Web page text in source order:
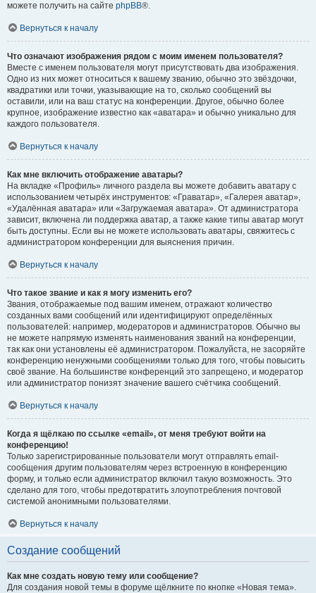
можете получить на сайте phpBB®.
Вернуться к началу
Что означают изображения рядом с моим именем пользователя?
Вместе с именем пользователя могут присутствовать два изображения.
Одно из них может относиться к вашему званию, обычно это звёздочки,
квадратики или точки, указывающие на то, сколько сообщений вы
оставили, или на ваш статус на конференции. Другое, обычно более
крупное, изображение известно как «аватара» и обычно уникально для
каждого пользователя.
Вернуться к началу
Как мне включить отображение аватары?
На вкладке «Профиль» личного раздела вы можете добавить аватару с
использованием четырёх инструментов: «Граватар», «Галерея аватар»,
«Удалённая аватара» или «Загружаемая аватара». От администратора
зависит, включена ли поддержка аватар, а также какие типы аватар могут
быть доступны. Если вы не можете использовать аватары, свяжитесь с
администратором конференции для выяснения причин.
Вернуться к началу
Что такое звание и как я могу изменить его?
Звания, отображаемые под вашим именем, отражают количество
созданных вами сообщений или идентифицируют определённых
пользователей: например, модераторов и администраторов. Обычно вы
не можете напрямую изменять наименования званий на конференции,
так как они установлены её администратором. Пожалуйста, не засоряйте
конференцию ненужными сообщениями только для того, чтобы повысить
своё звание. На большинстве конференций это запрещено, и модератор
или администратор понизят значение вашего счётчика сообщений.
Вернуться к началу
Когда я щёлкаю по ссылке «email», от меня требуют войти на
конференцию!
Только зарегистрированные пользователи могут отправлять email-
сообщения другим пользователям через встроенную в конференцию
форму, и только если администратор включил такую возможность. Это
сделано для того, чтобы предотвратить злоупотребления почтовой
системой анонимными пользователями.
Вернуться к началу
Создание сообщений
Как мне создать новую тему или сообщение?
Для создания новой темы в форуме щёлкните по кнопке «Новая тема».